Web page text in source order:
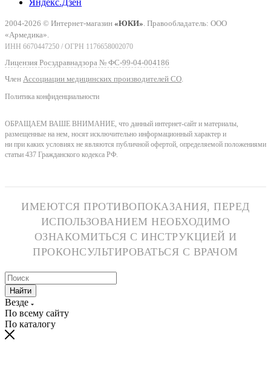
2004-2026 © Интернет-магазин «ЮКИ» . Правообладатель: ООО
«Армедика».
ИНН 6670447250 / ОГРН 1176658002070
Лицензия Росздравнадзора № ФС-99-04-004186
Член Ассоциации медицинских производителей СО
Политика конфиденциальности
ОБРАЩАЕМ ВАШЕ ВНИМАНИЕ, что данный интернет-сайт и материалы,
размещенные на нем, носят исключительно информационный характер и
ни при каких условиях не являются публичной офертой, определяемой положениями
статьи 437 Гражданского кодекса РФ.
ИМЕЮТСЯ ПРОТИВОПОКАЗАНИЯ, ПЕРЕД
ИСПОЛЬЗОВАНИЕМ НЕОБХОДИМО
ОЗНАКОМИТЬСЯ С ИНСТРУКЦИЕЙ И
ПРОКОНСУЛЬТИРОВАТЬСЯ С ВРАЧОМ
Найти
Везде
По всему сайту
По каталогу